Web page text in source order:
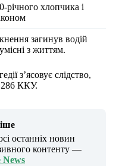
річного хлопчика і
загинув водій
з життям.
з’ясовує слідство,
ККУ.
останніх новин
контенту —
News